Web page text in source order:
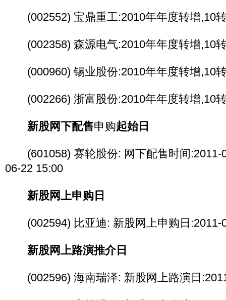
(002552) 宝鼎重工:2010年年度转增,10
(002358) 森源电气:2010年年度转增,10
(000960) 锡业股份:2010年年度转增,10
(002266) 浙富股份:2010年年度转增,10
新股网下配售申购起始日
(601058) 赛轮股份: 网下配售时间:2011-
06-22 15:00
新股网上申购日
(002594) 比亚迪: 新股网上申购日:2011-
新股网上路演推介日
(002596) 海南瑞泽: 新股网上路演日